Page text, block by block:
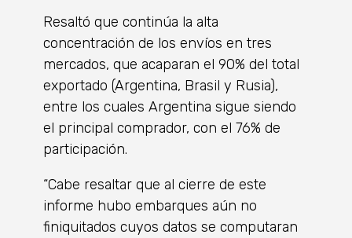
Resaltó que continúa la alta
concentración de los envíos en tres
mercados, que acaparan el 90% del total
exportado (Argentina, Brasil y Rusia),
entre los cuales Argentina sigue siendo
el principal comprador, con el 76% de
participación.
“Cabe resaltar que al cierre de este
informe hubo embarques aún no
finiquitados cuyos datos se computaran